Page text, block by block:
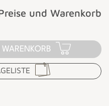
und Warenkorb
WARENKORB